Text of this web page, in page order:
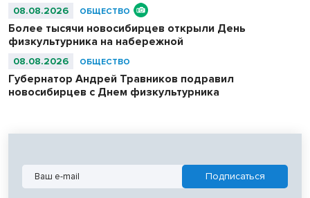
08.08.2026 ОБЩЕСТВО
Более тысячи новосибирцев открыли День
физкультурника на набережной
08.08.2026 ОБЩЕСТВО
Губернатор Андрей Травников подравил
новосибирцев с Днем физкультурника